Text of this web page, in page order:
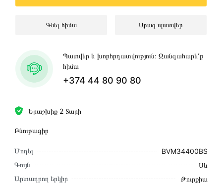
Երաշխիք 2 Տարի
Բնութագիր
Մոդել
BVM34400BS
Գույն
Սև
Արտադրող երկիր
Թուրքիա
Գնել հիմա Արագ պատվեր
Պատվեր և խորհրդատվություն։ Զանգահարե՛ք
հիմա
+374 44 80 90 80